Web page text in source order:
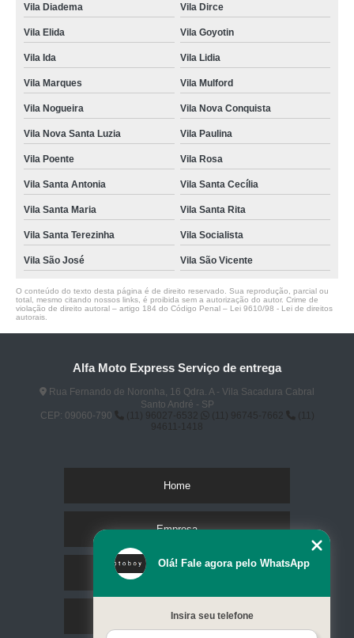
Vila Diadema Vila Dirce
Vila Elida Vila Goyotin
Vila Ida Vila Lidia
Vila Marques Vila Mulford
Vila Nogueira Vila Nova Conquista
Vila Nova Santa Luzia Vila Paulina
Vila Poente Vila Rosa
Vila Santa Antonia Vila Santa Cecília
Vila Santa Maria Vila Santa Rita
Vila Santa Terezinha Vila Socialista
Vila São José Vila São Vicente
O conteúdo do texto desta página é de direito reservado. Sua reprodução, parcial ou
total, mesmo citando nossos links, é proibida sem a autorização do autor. Crime de
violação de direito autoral – artigo 184 do Código Penal – Lei 9610/98 - Lei de direitos
autorais
Alfa Moto Express Serviço de entrega
Rua Fernando de Noronha, 16 Qdra. A - Vila Sacadura Cabral
Santo André - SP
CEP: 09060-790
(11) 96027-6532 (11) 96745-7662
(11)
94611-1418
Home
Empresa
Serviços
Olá! Fale agora pelo WhatsApp
Insira seu telefone